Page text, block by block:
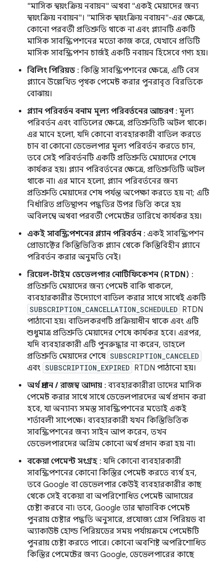
"মাসিক স্বয়ংক্রিয় নবায়ন" অথবা "একই মেয়াদের জন্য
স্বয়ংক্রিয় নবায়ন"। "মাসিক স্বয়ংক্রিয় নবায়ন"-এর ক্ষেত্রে,
কোনো পরবর্তী প্রতিশ্রুতি থাকে না এবং প্ল্যানটি একটি
মাসিক সাবস্ক্রিপশনের মতো কাজ করে, যেখানে প্রতিটি
মাসিক সাবস্ক্রিপশন চার্জই একটি নবায়ন হিসেবে গণ্য হয়।
বিলিং পিরিয়ড : কিস্তি সাবস্ক্রিপশনের ক্ষেত্রে, এটি বেস
প্ল্যানে উল্লেখিত পৃথক পেমেন্ট করার পুনরাবৃত্ত বিরতিকে
বোঝায়।
প্ল্যান পরিবর্তন বনাম মূল্য পরিবর্তনের আচরণ: মূল্য
পরিবর্তন এবং বাতিলের ক্ষেত্রে, প্রতিশ্রুতিটি অটল থাকে।
এর মানে হলো, যদি কোনো ব্যবহারকারী বাতিল করতে
চান বা কোনো ডেভেলপার মূল্য পরিবর্তন করতে চান,
তবে সেই পরিবর্তনটি একটি প্রতিশ্রুতি মেয়াদের শেষে
কার্যকর হয়। প্ল্যান পরিবর্তনের ক্ষেত্রে, প্রতিশ্রুতিটি অটল
থাকে না। এর মানে হলো, প্ল্যান পরিবর্তনের জন্য
প্রতিশ্রুতি মেয়াদের শেষ পর্যন্ত অপেক্ষা করতে হয় না; এটি
নির্ধারিত প্রতিস্থাপন পদ্ধতির উপর ভিত্তি করে হয়
অবিলম্বে অথবা পরবর্তী পেমেন্টের তারিখে কার্যকর হয়।
একই সাবস্ক্রিপশনের প্ল্যান পরিবর্তন : একই সাবস্ক্রিপশন
প্রোডাক্টের কিস্তিভিত্তিক প্ল্যান থেকে কিস্তিবিহীন প্ল্যানে
পরিবর্তন করার অনুমতি নেই।
রিয়েল-টাইম ডেভেলপার নোটিফিকেশন (RTDN) :
প্রতিশ্রুতি মেয়াদের জন্য পেমেন্ট বাকি থাকলে,
ব্যবহারকারীর উদ্যোগে বাতিল করার সাথে সাথেই একটি
SUBSCRIPTION_CANCELLATION_SCHEDULED RTDN
পাঠানো হয়। বাতিলকরণটি প্রক্রিয়াধীন থাকে এবং এটি
শুধুমাত্র প্রতিশ্রুতি মেয়াদের শেষে কার্যকর হবে। এরপর,
যদি ব্যবহারকারী এটি পুনরুদ্ধার না করেন, তাহলে
প্রতিশ্রুতি মেয়াদের শেষে SUBSCRIPTION_CANCELED
এবং SUBSCRIPTION_EXPIRED RTDN পাঠানো হয়।
অর্থ প্রদান / রাজস্ব আদায় : ব্যবহারকারীরা তাদের মাসিক
পেমেন্ট করার সাথে সাথে ডেভেলপারদের অর্থ প্রদান করা
হবে, যা অন্যান্য সমস্ত সাবস্ক্রিপশনের মতোই একই
শর্তাবলী সাপেক্ষে। ব্যবহারকারী যখন কিস্তিভিত্তিক
সাবস্ক্রিপশনের জন্য সাইন আপ করেন, তখন
ডেভেলপারদের অগ্রিম কোনো অর্থ প্রদান করা হয় না।
বকেয়া পেমেন্ট সংগ্রহ : যদি কোনো ব্যবহারকারী
সাবস্ক্রিপশনের কোনো কিস্তির পেমেন্ট করতে ব্যর্থ হন,
তবে Google বা ডেভেলপার কেউই ব্যবহারকারীর কাছ
থেকে সেই বকেয়া বা অপরিশোধিত পেমেন্ট আদায়ের
চেষ্টা করবে না। তবে, Google তার স্বাভাবিক পেমেন্ট
পুনরায় চেষ্টার পদ্ধতি অনুসারে, প্রযোজ্য গ্রেস পিরিয়ড বা
অ্যাকাউন্ট হোল্ড পিরিয়ডের সময় পর্যায়ক্রমে পেমেন্টটি
পুনরায় চেষ্টা করতে পারে। কোনো অবশিষ্ট অপরিশোধিত
কিস্তির পেমেন্টের জন্য Google, ডেভেলপারের কাছে